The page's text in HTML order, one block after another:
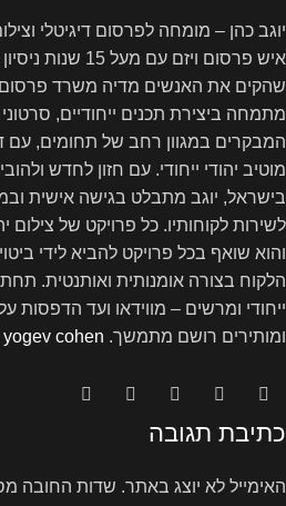
איש פרסום ויזם עם
שהקים את האנשים מדיה משרד פרסום
מתמחה ביצירת תכנים ייחודיים, סרטוני
המבקרים במגוון רחב של תחומים, עם
מוטיב יהודי ייחודי. עם חזון לחדש
בישראל, יוגב מתבלט בגישה אישית
לשירות לקוחותיו. כל פרויקט של צילום
והוא שואף בכל פרויקט להביא לידי
הלקוח בצורה אומנותית ואותנטית. תחת
ייחודי ומרשים – מווידאו ועד הדפסות
ומותירים רושם מתמשך. cohen
כתיבת תגובה
האימייל לא יוצג באתר. שדות החובה